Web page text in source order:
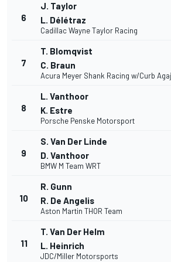
6
J. Taylor
L. Délétraz
Cadillac Wayne Taylor Racing
7
T. Blomqvist
C. Braun
Acura Meyer Shank Racing w/Curb
8
L. Vanthoor
K. Estre
Porsche Penske Motorsport
9
S. Van Der Linde
D. Vanthoor
BMW M Team WRT
10
R. Gunn
R. De Angelis
Aston Martin THOR Team
11
T. Van Der Helm
L. Heinrich
JDC/Miller Motorsports